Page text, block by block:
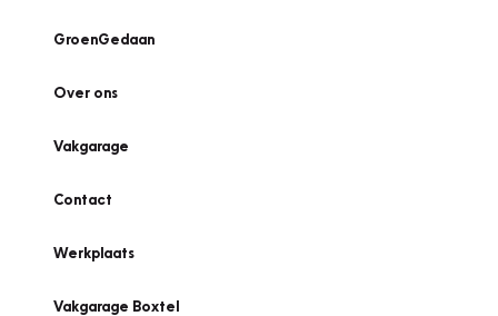
GroenGedaan
Over ons
Vakgarage
Contact
Werkplaats
Vakgarage Boxtel